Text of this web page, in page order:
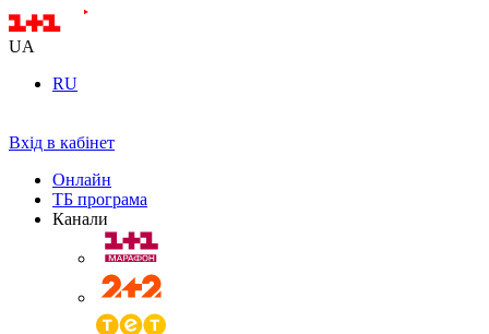
UA
RU
Вхід в кабінет
Онлайн
ТБ програма
Канали